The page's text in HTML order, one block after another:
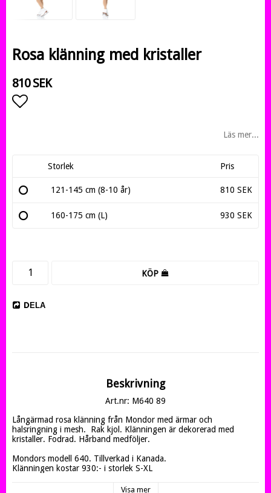
Rosa klänning med kristaller
810 SEK
Läs mer...
Storlek Pris
121-145 cm (8-10 år) 810 SEK
160-175 cm (L) 930 SEK
KÖP
DELA
Beskrivning
Art.nr: M640 89
Långärmad rosa klänning från Mondor med ärmar och
halsringning i mesh.  Rak kjol. Klänningen är dekorerad med
kristaller. Fodrad. Hårband medföljer.
Mondors modell 640. Tillverkad i Kanada.
Klänningen kostar 930:- i storlek S-XL
Visa mer